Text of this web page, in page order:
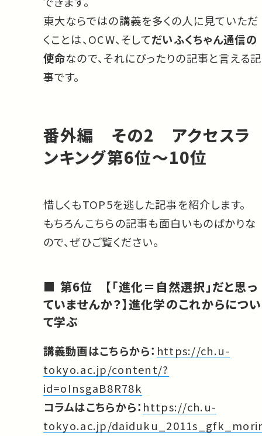
東大ならではの講義を多くの人に見ていただ
くことは、OCW、そしてだいふくちゃん通信の
使命なので、それにぴったりの記事と言える記
事です。
番外編 その2 アクセスラ
ンキング第6位〜10位
惜しくもTOP5を逃した記事を紹介します。
もちろんこちらの記事も面白いものばかりな
ので、ぜひご覧ください。
第6位 【「進化＝自然選択」だと思っ
ていませんか？】進化学のこれからについ
て学ぶ
講義動画はこちらから： https://ch.u-
tokyo.ac.jp/content/?
id=oInsgaB8R78k
コラムはこちらから： https://ch.u-
tokyo.ac.jp/